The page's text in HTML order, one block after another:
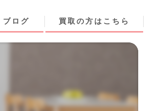
ブログ 買取の方はこちら